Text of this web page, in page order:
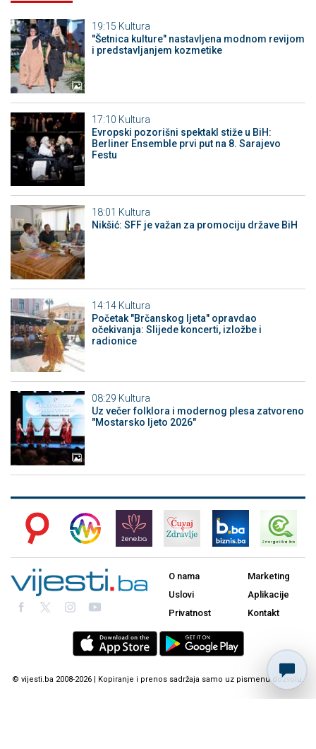
19:15 Kultura
"Šetnica kulture" nastavljena modnom revijom
i predstavljanjem kozmetike
17:10 Kultura
Evropski pozorišni spektakl stiže u BiH:
Berliner Ensemble prvi put na 8. Sarajevo
Festu
18:01 Kultura
Nikšić: SFF je važan za promociju države BiH
14:14 Kultura
Početak "Brčanskog ljeta" opravdao
očekivanja: Slijede koncerti, izložbe i
radionice
08:29 Kultura
Uz večer folklora i modernog plesa zatvoreno
"Mostarsko ljeto 2026"
O nama
Uslovi
Privatnost
Marketing
Aplikacije
Kontakt
© vijesti.ba 2008-2026 | Kopiranje i prenos sadržaja samo uz pismenu dozvolu.